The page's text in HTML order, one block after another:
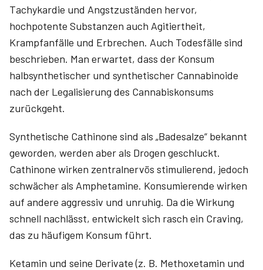
Tachykardie und Angstzuständen hervor,
hochpotente Substanzen auch Agitiertheit,
Krampfanfälle und Erbrechen. Auch Todesfälle sind
beschrieben. Man erwartet, dass der Konsum
halbsynthetischer und synthetischer Cannabinoide
nach der Legalisierung des Cannabiskonsums
zurückgeht.
Synthetische Cathinone sind als „Badesalze“ bekannt
geworden, werden aber als Drogen geschluckt.
Cathinone wirken zentralnervös stimulierend, jedoch
schwächer als Amphetamine. Konsumierende wirken
auf andere aggressiv und unruhig. Da die Wirkung
schnell nachlässt, entwickelt sich rasch ein Craving,
das zu häufigem Konsum führt.
Ketamin und seine Derivate (z. B. Methoxetamin und